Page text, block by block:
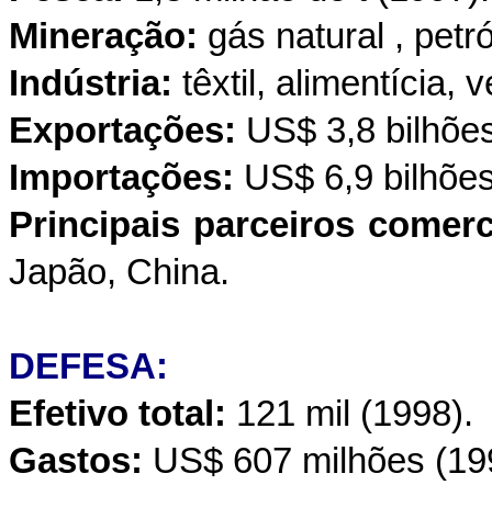
Mineração: gás natural ,
Indústria: têxtil, alimentícia,
Exportações: US$ 3,8
Importações: US$ 6,9
Principais parceiros
Japão, China.
DEFESA:
Efetivo total: 121 mil (1998).
Gastos: US$ 607 milhões